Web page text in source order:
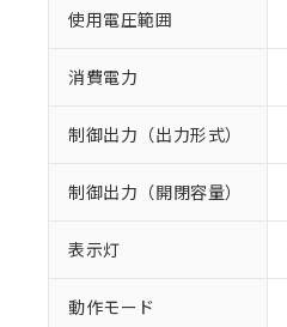
使用電圧範囲
消費電力
制御出力（出力形式）
制御出力（開閉容量）
表示灯
動作モード